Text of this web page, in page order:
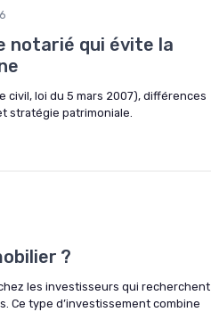
notarié qui évite la
civil, loi du 5 mars 2007), différences
stratégie patrimoniale.
?
les investisseurs qui recherchent
Ce type d’investissement combine